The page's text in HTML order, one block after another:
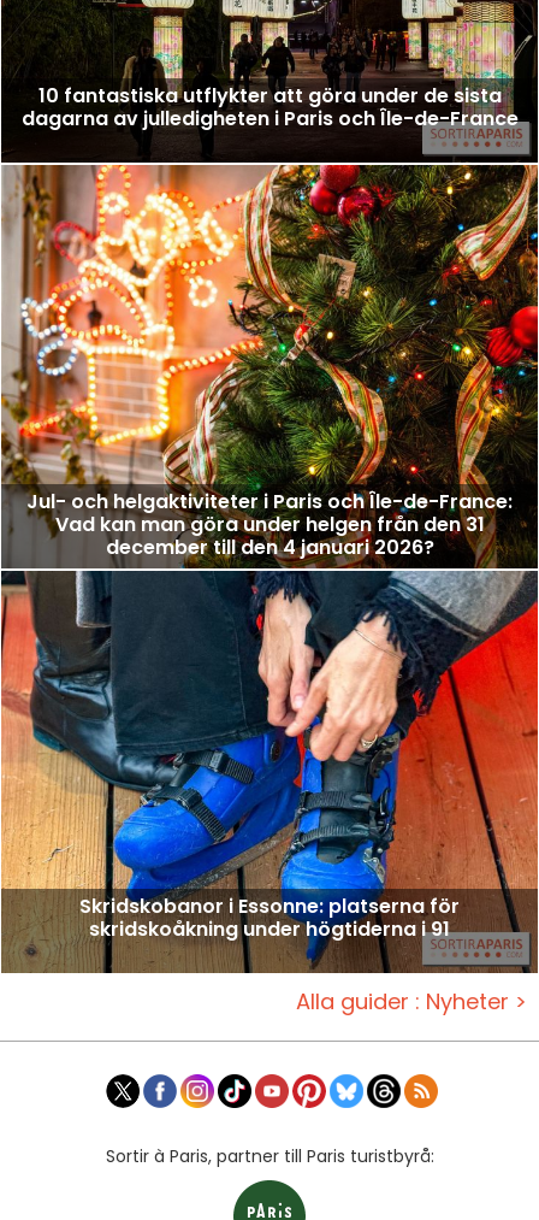
10 fantastiska utflykter att göra under de sista
dagarna av julledigheten i Paris och Île-de-France
Jul- och helgaktiviteter i Paris och Île-de-France:
Vad kan man göra under helgen från den 31
december till den 4 januari 2026?
Skridskobanor i Essonne: platserna för
skridskoåkning under högtiderna i 91
Alla guider : Nyheter >
Sortir à Paris, partner till Paris turistbyrå: